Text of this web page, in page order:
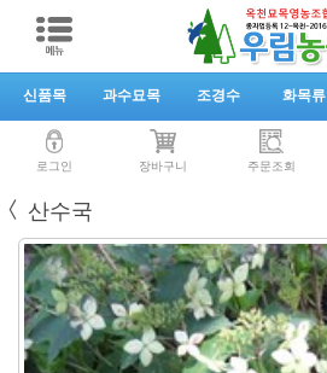
신품목 과수묘목 조경수 화목류
로그인 장바구니 주문조회
〈 산수국